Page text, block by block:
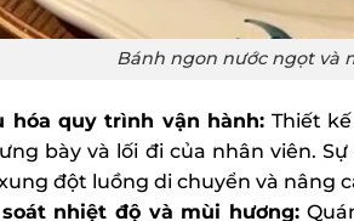
Bánh ngon nước ngọt và
hóa quy trình vận hành: Thiết
bày và lối đi của nhân viên.
đột luồng di chuyển và nâng
nhiệt độ và mùi hương: